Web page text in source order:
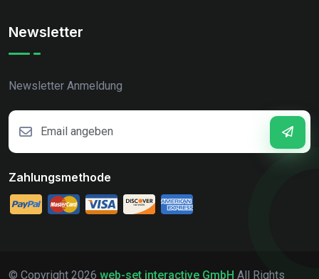
Newsletter
Newsletter Anmeldung
Zahlungsmethode
© Copyright 2026 web-set interactive GmbH All Rights